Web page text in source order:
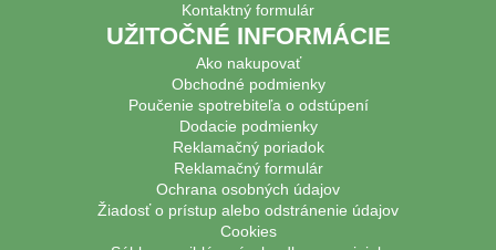
Kontaktný formulár
UŽITOČNÉ INFORMÁCIE
Ako nakupovať
Obchodné podmienky
Poučenie spotrebiteľa o odstúpení
Dodacie podmienky
Reklamačný poriadok
Reklamačný formulár
Ochrana osobných údajov
Žiadosť o prístup alebo odstránenie údajov
Cookies